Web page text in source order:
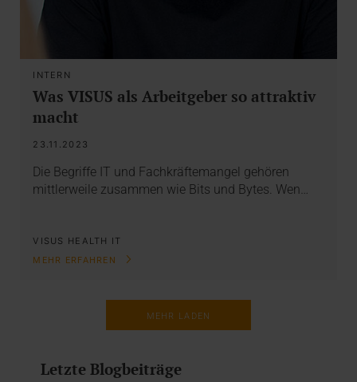
INTERN
Was VISUS als Arbeitgeber so attraktiv
macht
23.11.2023
Die Begriffe IT und Fachkräftemangel gehören
mittlerweile zusammen wie Bits und Bytes. Wen…
VISUS HEALTH IT
MEHR ERFAHREN
MEHR LADEN
Letzte Blogbeiträge